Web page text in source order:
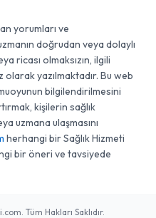
yorumları ve
doğrudan veya dolaylı
ricası olmaksızın, ilgili
olarak yazılmaktadır. Bu web
bilgilendirilmesini
kişilerin sağlık
uzmana ulaşmasını
herhangi bir Sağlık Hizmeti
bir öneri ve tavsiyede
Tüm Hakları Saklıdır.